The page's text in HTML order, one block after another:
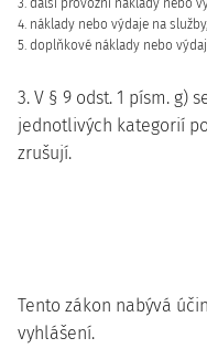
3. další provozní náklady nebo
4. náklady nebo výdaje na služby,
5. doplňkové náklady nebo
3. V § 9 odst. 1 písm. g)
jednotlivých kategorií
zrušují.
Tento zákon nabývá
vyhlášení.